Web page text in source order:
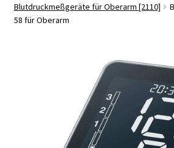
Informationen
Blutdruckmeßgeräte für Oberarm [2110]
58 für Oberarm